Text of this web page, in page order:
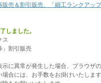
販売＆割引販売、「細工ランクアッ
しました。
ス
割引販売
に異常が発生した場合、ブラウザの
合には、お手数をお掛けいたしま